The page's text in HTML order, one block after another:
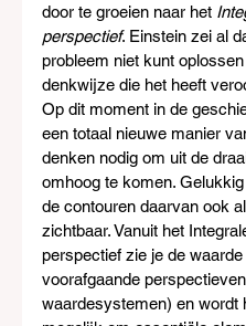
door te groeien naar het
perspectief. Einstein zei al
probleem niet kunt
denkwijze die het heeft
Op dit moment in de
een totaal nieuwe manier
denken nodig om uit de
omhoog te komen.
de contouren daarvan ook al
zichtbaar. Vanuit het
perspectief zie je de
voorafgaande
waardesystemen) en wordt